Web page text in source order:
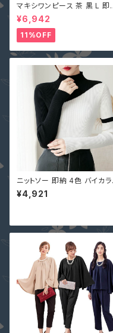
マキシワンピース 茶 黒 L 即
オフベージュレディース Vネッ
nclq496 ロング ギャザー フ
アー ノースリーブ 夏 森ガール
袖なし
¥6,942
11%OFF
ニットソー 即納 4色 バイカラ
トップス ニット カットソー ハイ
ネック スリム 着痩せ 切り替え
¥4,921